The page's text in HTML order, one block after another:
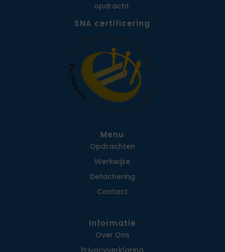
opdracht.
SNA certificering
Menu
Opdrachten
Werkwijze
Detachering
Contact
Informatie
Over Ons
Privacy­verklaring